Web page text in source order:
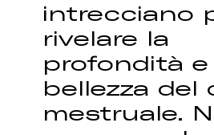
intrecciano
rivelare la
profondità e
bellezza del
mestruale.